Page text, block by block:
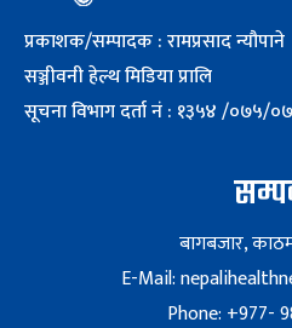
प्रकाशक/सम्पादक : रामप्रसाद न्यौपाने
सञ्जीवनी हेल्थ मिडिया प्रालि
सूचना विभाग दर्ता नं : १३५४ /०७५/
बागबजार,
E-Mail:
Phone: +977-